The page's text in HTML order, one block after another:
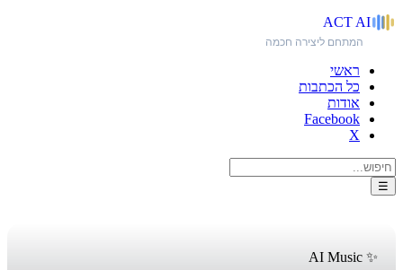
ACT AI
המתחם ליצירה חכמה
ראשי
כל הכתבות
אודות
Facebook
X
☰
✨ AI Music